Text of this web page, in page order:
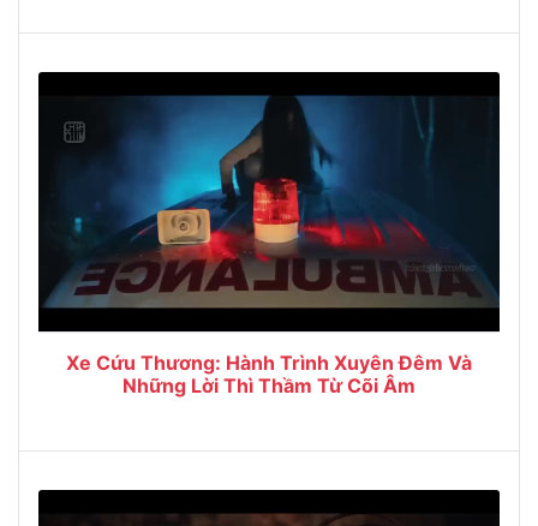
Xe Cứu Thương: Hành Trình Xuyên Đêm Và
Những Lời Thì Thầm Từ Cõi Âm